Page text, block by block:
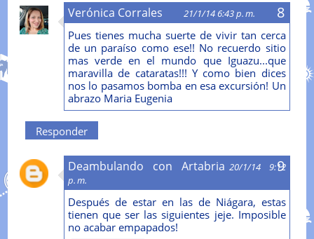
Verónica Corrales 21/1/14 6:43 p. m.
Pues tienes mucha suerte de vivir tan cerca
de un paraíso como ese!! No recuerdo sitio
mas verde en el mundo que Iguazu...que
maravilla de cataratas!!! Y como bien dices
nos lo pasamos bomba en esa excursión! Un
abrazo Maria Eugenia
Responder
Deambulando con Artabria 20/1/14 9:12
p. m.
Después de estar en las de Niágara, estas
tienen que ser las siguientes jeje. Imposible
no acabar empapados!